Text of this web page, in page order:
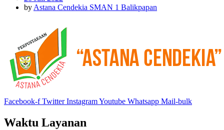
by Astana Cendekia SMAN 1 Balikpapan
Facebook-f Twitter InstagramYoutube Whatsapp Mail-bulk
Waktu Layanan